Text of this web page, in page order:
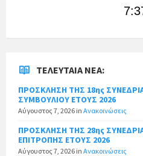
ΤΕΛΕΥΤΑΊΑ ΝΈΑ:
ΠΡΟΣΚΛΗΣΗ ΤΗΣ 18ης
ΣΥΜΒΟΥΛΙΟΥ ΕΤΟΥΣ 2026
Αύγουστος 7, 2026 in Ανακοινώσεις
ΠΡΟΣΚΛΗΣΗ ΤΗΣ 28ης
ΕΠΙΤΡΟΠΗΣ ΕΤΟΥΣ 2026
Αύγουστος 7, 2026 in Ανακοινώσεις